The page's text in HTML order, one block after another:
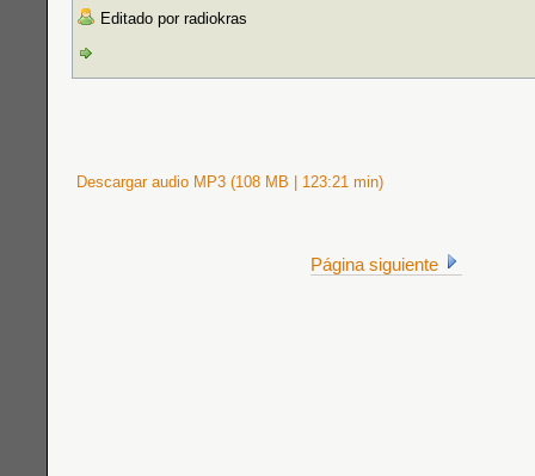
Editado por radiokras
Descargar audio MP3 (108 MB | 123:21 min)
Página siguiente